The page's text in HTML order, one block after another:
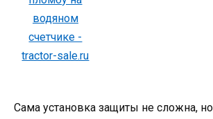
Сама установка защиты не сложна,